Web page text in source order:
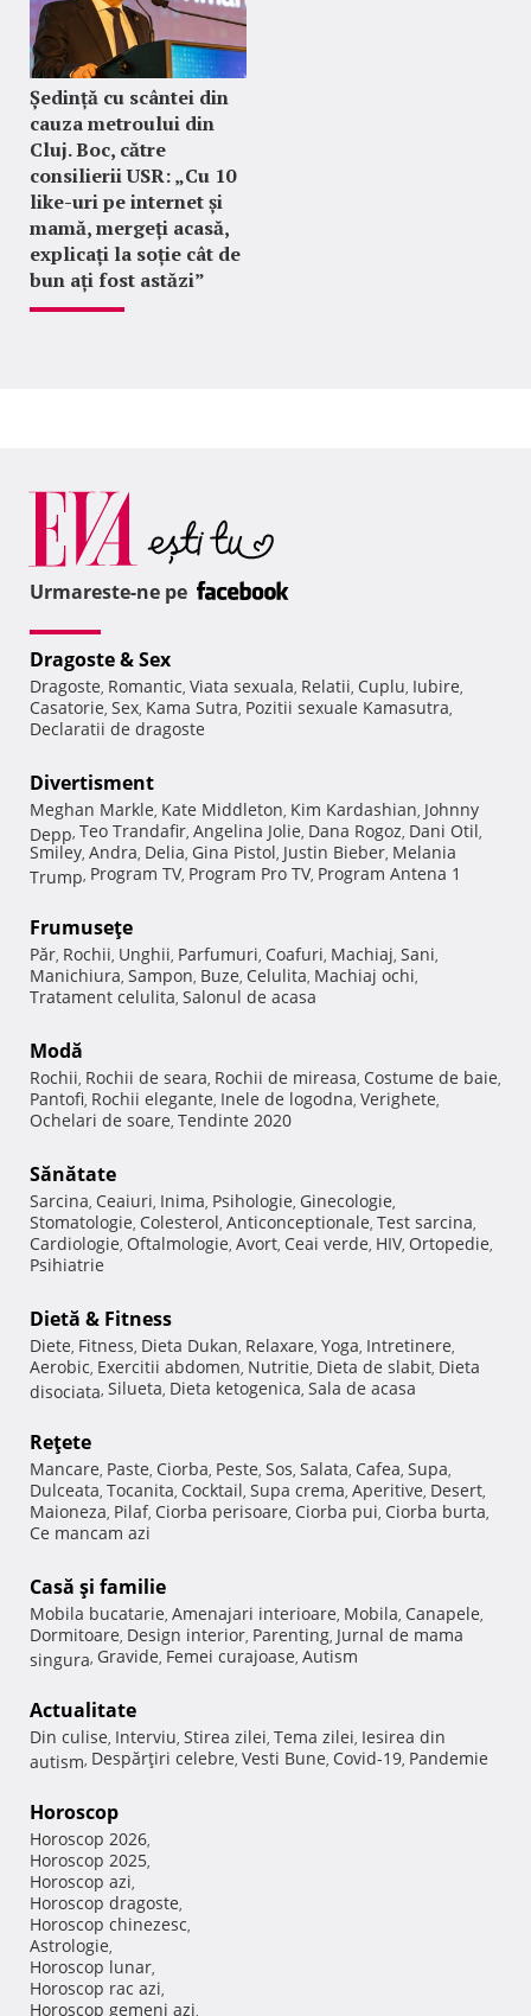
Ședință cu scântei din
cauza metroului din
Cluj. Boc, către
consilierii USR: „Cu 10
like-uri pe internet și
mamă, mergeți acasă,
explicați la soție cât de
bun ați fost astăzi”
Urmareste-ne pe
Dragoste & Sex
Dragoste, Romantic, Viata sexuala, Relatii, Cuplu, Iubire,
Casatorie, Sex, Kama Sutra, Pozitii sexuale Kamasutra,
Declaratii de dragoste
Divertisment
Meghan Markle, Kate Middleton, Kim Kardashian, Johnny
Depp, Teo Trandafir, Angelina Jolie, Dana Rogoz, Dani Otil,
Smiley, Andra, Delia, Gina Pistol, Justin Bieber, Melania
Trump, Program TV, Program Pro TV, Program Antena 1
Frumuseţe
Păr, Rochii, Unghii, Parfumuri, Coafuri, Machiaj, Sani,
Manichiura, Sampon, Buze, Celulita, Machiaj ochi,
Tratament celulita, Salonul de acasa
Modă
Rochii, Rochii de seara, Rochii de mireasa, Costume de baie,
Pantofi, Rochii elegante, Inele de logodna, Verighete,
Ochelari de soare, Tendinte 2020
Sănătate
Sarcina, Ceaiuri, Inima, Psihologie, Ginecologie,
Stomatologie, Colesterol, Anticonceptionale, Test sarcina,
Cardiologie, Oftalmologie, Avort, Ceai verde, HIV, Ortopedie,
Psihiatrie
Dietă & Fitness
Diete, Fitness, Dieta Dukan, Relaxare, Yoga, Intretinere,
Aerobic, Exercitii abdomen, Nutritie, Dieta de slabit, Dieta
disociata, Silueta, Dieta ketogenica, Sala de acasa
Reţete
Mancare, Paste, Ciorba, Peste, Sos, Salata, Cafea, Supa,
Dulceata, Tocanita, Cocktail, Supa crema, Aperitive, Desert,
Maioneza, Pilaf, Ciorba perisoare, Ciorba pui, Ciorba burta,
Ce mancam azi
Casă şi familie
Mobila bucatarie, Amenajari interioare, Mobila, Canapele,
Dormitoare, Design interior, Parenting, Jurnal de mama
singura, Gravide, Femei curajoase, Autism
Actualitate
Din culise, Interviu, Stirea zilei, Tema zilei, Iesirea din
autism, Despărţiri celebre, Vesti Bune, Covid-19, Pandemie
Horoscop
Horoscop 2026,
Horoscop 2025,
Horoscop azi,
Horoscop dragoste,
Horoscop chinezesc,
Astrologie,
Horoscop lunar,
Horoscop rac azi,
Horoscop gemeni azi,